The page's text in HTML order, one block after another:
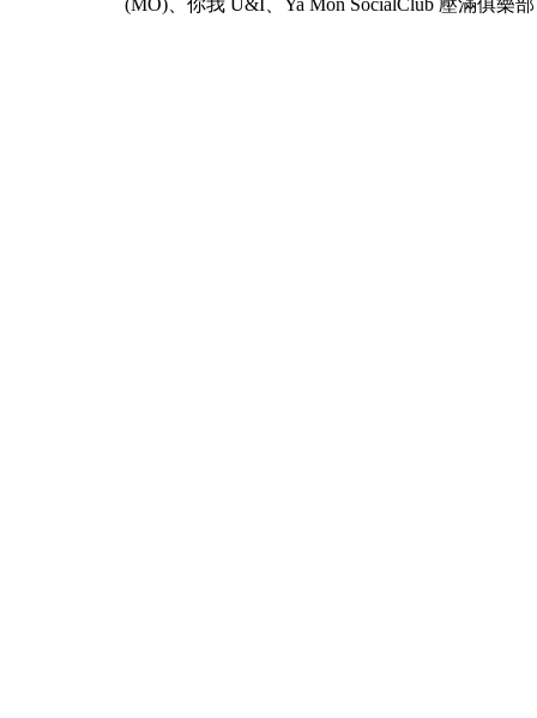
(MO)、你我 U&I、Ya Mon SocialClub 壓滿俱樂部